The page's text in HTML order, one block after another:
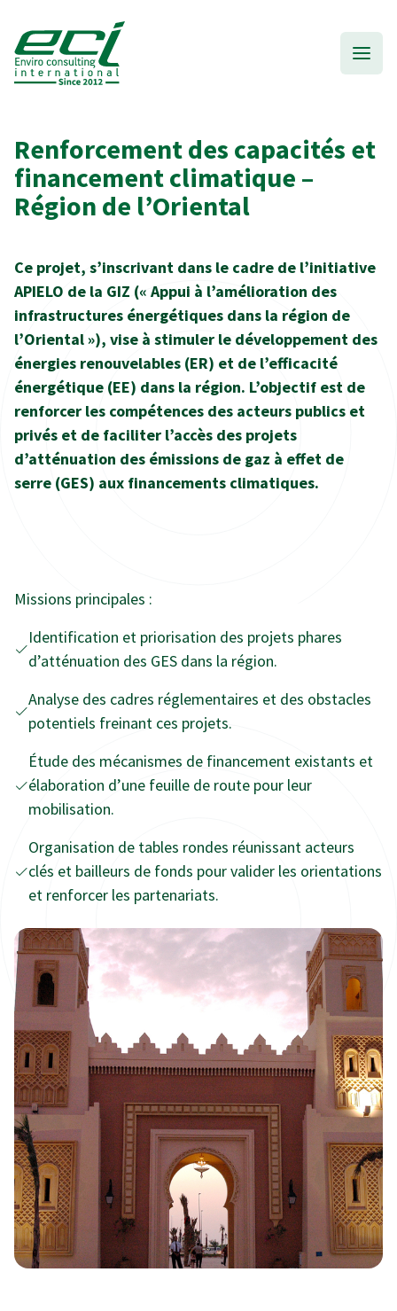
Renforcement des capacités et
financement climatique –
Région de l’Oriental
Ce projet, s’inscrivant dans le cadre de l’initiative
APIELO de la GIZ (« Appui à l’amélioration des
infrastructures énergétiques dans la région de
l’Oriental »), vise à stimuler le développement des
énergies renouvelables (ER) et de l’efficacité
énergétique (EE) dans la région. L’objectif est de
renforcer les compétences des acteurs publics et
privés et de faciliter l’accès des projets
d’atténuation des émissions de gaz à effet de
serre (GES) aux financements climatiques.
Missions principales :
Identification et priorisation des projets phares
d’atténuation des GES dans la région.
Analyse des cadres réglementaires et des obstacles
potentiels freinant ces projets.
Étude des mécanismes de financement existants et
élaboration d’une feuille de route pour leur
mobilisation.
Organisation de tables rondes réunissant acteurs
clés et bailleurs de fonds pour valider les orientations
et renforcer les partenariats.